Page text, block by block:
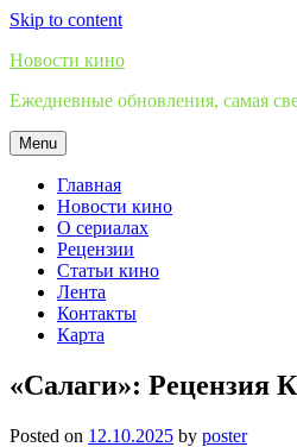
Skip to content
Новости кино
Ежедневные обновления, самая
Menu
Главная
Новости кино
О сериалах
Рецензии
Статьи кино
Лента
Контакты
Карта
«Салаги»: Рецензия
Posted on 12.10.2025 by poster